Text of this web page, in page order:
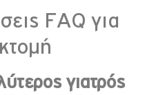
FAQ για
γιατρός